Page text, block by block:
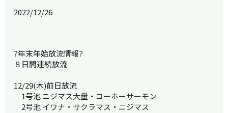
2022/12/26
?年末年始放流情報?
８日間連続放流
12/29(木)前日放流
1号池 ニジマス大量・コーホーサーモン
2号池 イワナ・サクラマス・ニジマス